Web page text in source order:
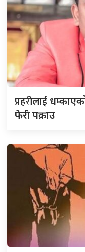
प्रहरीलाई
फेरी पक्राउ